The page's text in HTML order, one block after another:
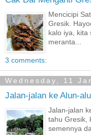
Mencicipi
Gresik.
kalo iya, kita
meranta...
3 comments:
Wednesday, 11
Jalan-jalan ke Alun-
Jalan-jalan
tahu Gresik,
semennya